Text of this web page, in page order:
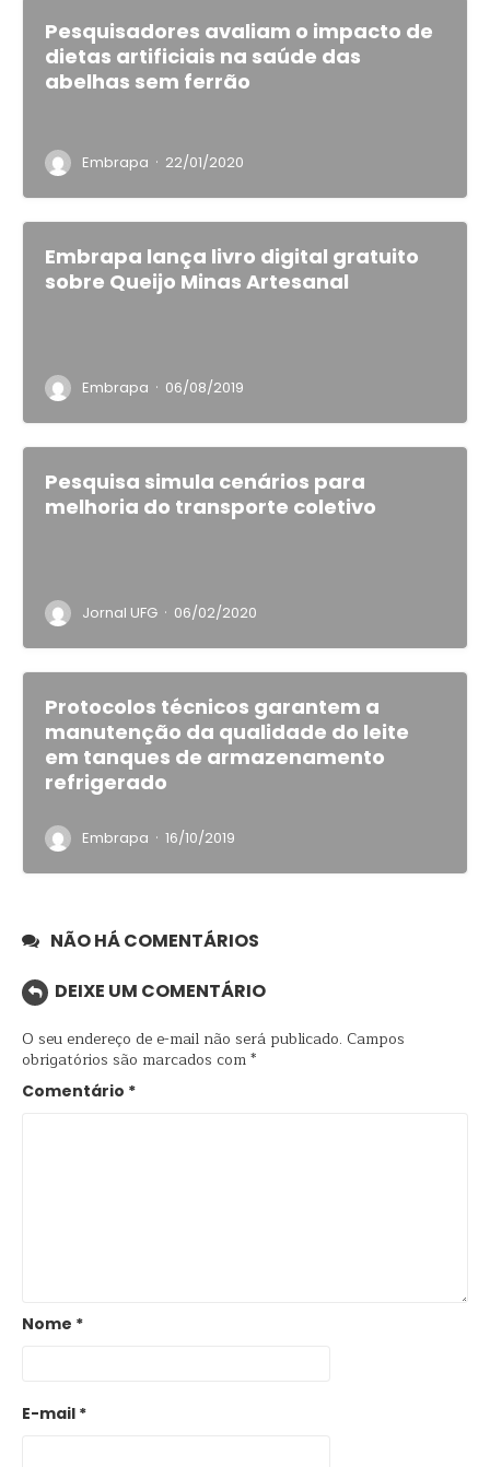
Pesquisadores avaliam o impacto de
dietas artificiais na saúde das
abelhas sem ferrão
Embrapa · 22/01/2020
Embrapa lança livro digital gratuito
sobre Queijo Minas Artesanal
Embrapa · 06/08/2019
Pesquisa simula cenários para
melhoria do transporte coletivo
Jornal UFG · 06/02/2020
Protocolos técnicos garantem a
manutenção da qualidade do leite
em tanques de armazenamento
refrigerado
Embrapa · 16/10/2019
NÃO HÁ COMENTÁRIOS
DEIXE UM COMENTÁRIO
O seu endereço de e-mail não será publicado. Campos
obrigatórios são marcados com*
Comentário *
Nome *
E-mail *